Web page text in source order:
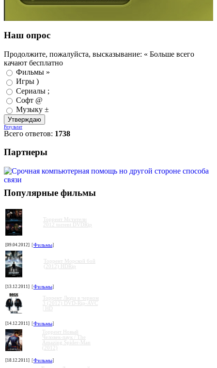
Наш опрос
Продолжите, пожалуйста, высказывание: « Больше всего
качают бесплатно
Фильмы »
Игры )
Сериалы ;
Софт @
Музыку ±
Результат
Всего ответов: 1738
Партнеры
Популярные фильмы
Торрент Мстители
2012 torrent DVDRip
[09.04.2012] [Фильмы]
Торрент Морской бой
(2012) HDRip
[13.12.2011] [Фильмы]
Торрент Люди в черном
3 (2012) DVD-Rip-AVC
| HD
[14.12.2011] [Фильмы]
Торрент Новый
Человек-паук / The
Amazing Spider-Man
(2012)
[18.12.2011] [Фильмы]